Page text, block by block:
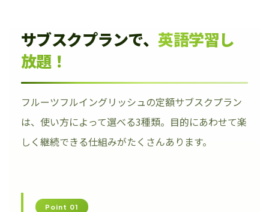
サブスクプランで、 英語学習し
放題！
フルーツフルイングリッシュの定額サブスクプラン
は、使い方によって選べる3種類。目的にあわせて楽
しく継続できる仕組みがたくさんあります。
Point 01